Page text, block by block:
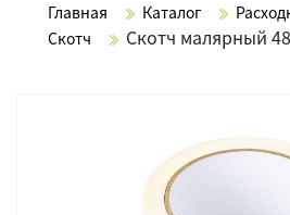
Главная Каталог
Скотч
Скотч малярный